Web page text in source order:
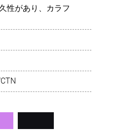
性があり、カラフ